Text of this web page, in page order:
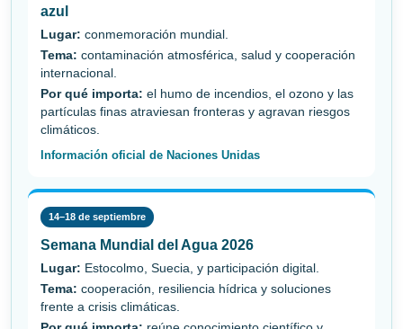
azul
Lugar: conmemoración mundial.
Tema: contaminación atmosférica, salud y cooperación
internacional.
Por qué importa: el humo de incendios, el ozono y las
partículas finas atraviesan fronteras y agravan riesgos
climáticos.
Información oficial de Naciones Unidas
14–18 de septiembre
Semana Mundial del Agua 2026
Lugar: Estocolmo, Suecia, y participación digital.
Tema: cooperación, resiliencia hídrica y soluciones
frente a crisis climáticas.